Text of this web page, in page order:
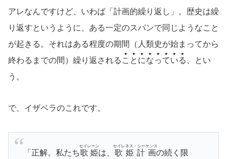
アレなんですけど、いわば「計画的繰り返し」。歴史は繰
り返すというように、ある一定のスパンで同じようなこと
が起きる。それはある程度の期間（人類史が始まってから
終わるまでの間）繰り返される こ と になっている
、とい
う。
で、イザベラのこれです。
「正解。私たち歌姫
セイレーン
は、 歌姫計画
セイレネス・シーケンス
の続く限